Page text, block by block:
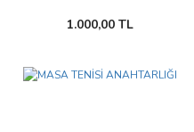
1.000,00 TL